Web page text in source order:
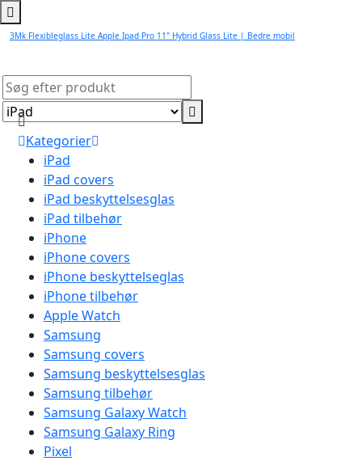
3Mk Flexibleglass Lite Apple Ipad Pro 11" Hybrid Glass Lite | Bedre mobil
Kategorier
iPad
iPad covers
iPad beskyttelsesglas
iPad tilbehør
iPhone
iPhone covers
iPhone beskyttelseglas
iPhone tilbehør
Apple Watch
Samsung
Samsung covers
Samsung beskyttelsesglas
Samsung tilbehør
Samsung Galaxy Watch
Samsung Galaxy Ring
Pixel